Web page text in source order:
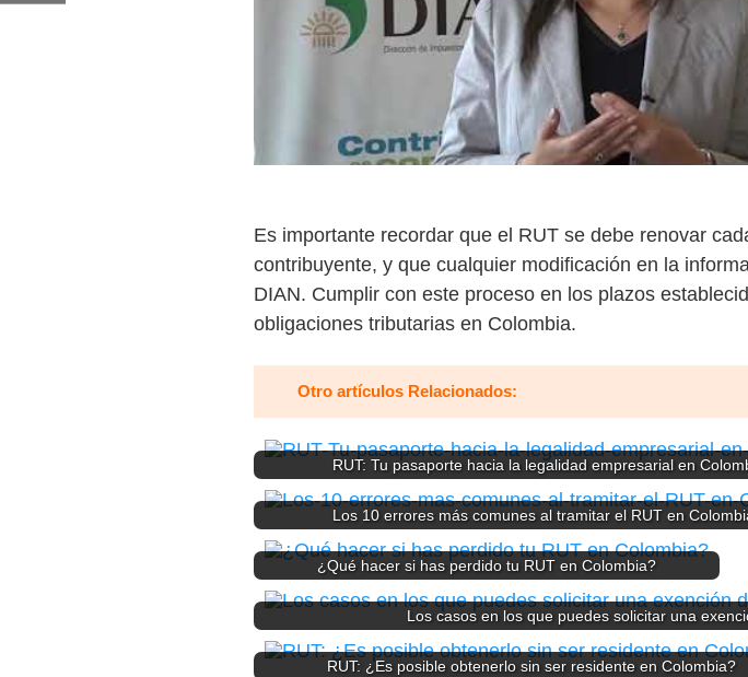
Es importante recordar que el RUT se debe renovar
contribuyente, y que cualquier modificación en la
DIAN. Cumplir con este proceso en los plazos
obligaciones tributarias en Colombia.
Otro artículos Relacionados:
RUT: Tu pasaporte hacia la legalidad empresarial en
Los 10 errores más comunes al tramitar el RUT en
¿Qué hacer si has perdido tu RUT en Colombia?
Los casos en los que puedes solicitar una
RUT: ¿Es posible obtenerlo sin ser residente en Colombia?